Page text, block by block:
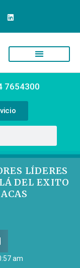
7654300
LÍDERES
DEL EXITO
am